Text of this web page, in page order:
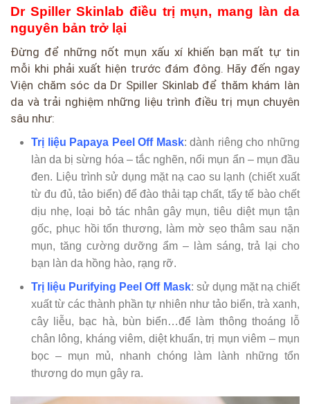
Dr Spiller Skinlab điều trị mụn, mang làn da
nguyên bản trở lại
Đừng để những nốt mụn xấu xí khiến bạn mất tự tin
mỗi khi phải xuất hiện trước đám đông. Hãy đến ngay
Viện chăm sóc da Dr Spiller Skinlab để thăm khám làn
da và trải nghiệm những liệu trình điều trị mụn chuyên
sâu như:
Trị liệu Papaya Peel Off Mask: dành riêng cho những
làn da bị sừng hóa – tắc nghẽn, nổi mụn ẩn – mụn đầu
đen. Liệu trình sử dụng mặt nạ cao su lạnh (chiết xuất
từ đu đủ, tảo biển) để đào thải tạp chất, tẩy tế bào chết
dịu nhẹ, loại bỏ tác nhân gây mụn, tiêu diệt mụn tận
gốc, phục hồi tổn thương, làm mờ sẹo thâm sau nặn
mụn, tăng cường dưỡng ẩm – làm sáng, trả lại cho
bạn làn da hồng hào, rạng rỡ.
Trị liệu Purifying Peel Off Mask: sử dụng mặt nạ chiết
xuất từ các thành phần tự nhiên như tảo biển, trà xanh,
cây liễu, bạc hà, bùn biển…để làm thông thoáng lỗ
chân lông, kháng viêm, diệt khuẩn, trị mụn viêm – mụn
bọc – mụn mủ, nhanh chóng làm lành những tổn
thương do mụn gây ra.